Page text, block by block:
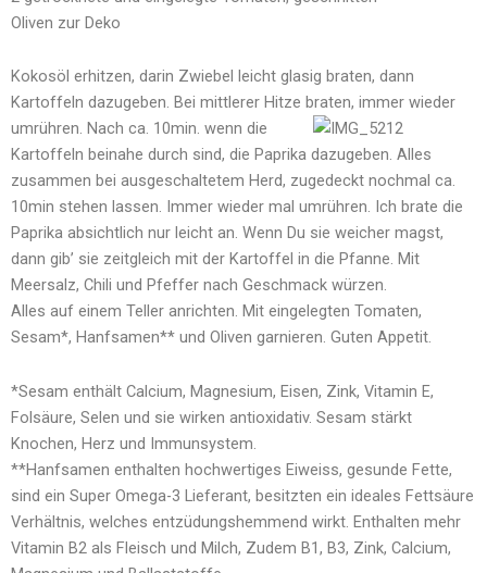
Oliven zur Deko
Kokosöl erhitzen, darin Zwiebel leicht glasig braten, dann
Kartoffeln dazugeben. Bei mittlerer Hitze braten, immer wieder
umrühren. Nach ca. 10min. wenn die
Kartoffeln beinahe durch sind, die Paprika dazugeben. Alles
zusammen bei ausgeschaltetem Herd, zugedeckt nochmal ca.
10min stehen lassen. Immer wieder mal umrühren. Ich brate die
Paprika absichtlich nur leicht an. Wenn Du sie weicher magst,
dann gib’ sie zeitgleich mit der Kartoffel in die Pfanne. Mit
Meersalz, Chili und Pfeffer nach Geschmack würzen.
Alles auf einem Teller anrichten. Mit eingelegten Tomaten,
Sesam*, Hanfsamen** und Oliven garnieren. Guten Appetit.
*Sesam enthält Calcium, Magnesium, Eisen, Zink, Vitamin E,
Folsäure, Selen und sie wirken antioxidativ. Sesam stärkt
Knochen, Herz und Immunsystem.
**Hanfsamen enthalten hochwertiges Eiweiss, gesunde Fette,
sind ein Super Omega-3 Lieferant, besitzten ein ideales Fettsäure
Verhältnis, welches entzüdungshemmend wirkt. Enthalten mehr
Vitamin B2 als Fleisch und Milch, Zudem B1, B3, Zink, Calcium,